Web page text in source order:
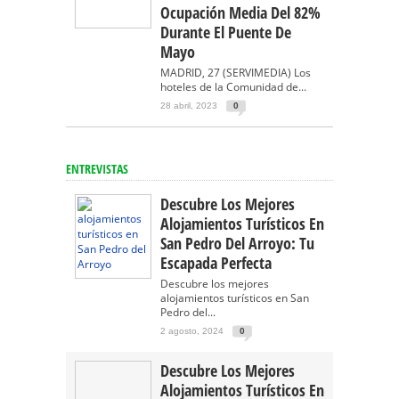
Ocupación Media Del 82%
Durante El Puente De
Mayo
MADRID, 27 (SERVIMEDIA) Los
hoteles de la Comunidad de...
28 abril, 2023 0
ENTREVISTAS
Descubre Los Mejores
Alojamientos Turísticos En
San Pedro Del Arroyo: Tu
Escapada Perfecta
Descubre los mejores
alojamientos turísticos en San
Pedro del...
2 agosto, 2024 0
Descubre Los Mejores
Alojamientos Turísticos En